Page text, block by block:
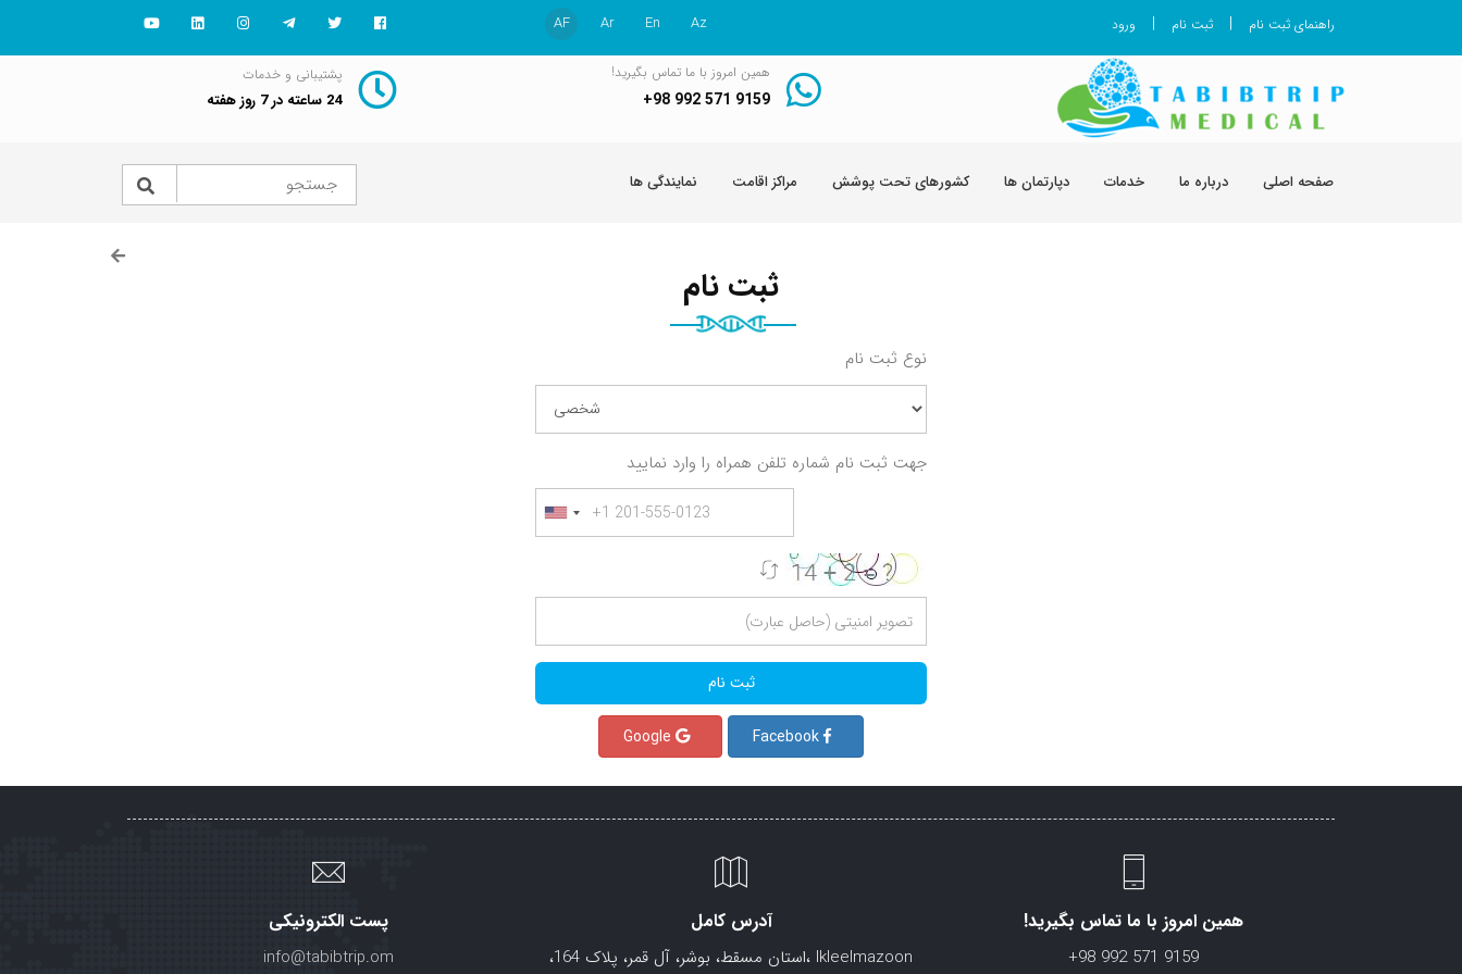
راهنمای ثبت نام | ثبت نام | ورود Az
En
Ar
AF
همین امروز با ما تماس بگیرید!
+98 992 571 9159
پشتیبانی و خدمات
24 ساعته در 7 روز هفته
صفحه اصلی درباره ما خدمات دپارتمان ها کشورهای تحت پوشش مراکز اقامت نمایندگی ها
ثبت نام
نوع ثبت نام
جهت ثبت نام شماره تلفن همراه را وارد نمایید
Google
همین امروز با ما تماس بگیرید!
+98 992 571 9159
آدرس کامل
lkleelmazoon ،استان مسقط، بوشر، آل قمر، پلاک 164،
پست الکترونیکی
info@tabibtrip.om